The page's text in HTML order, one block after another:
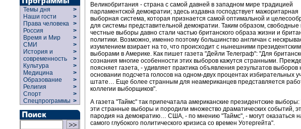
Темы дня
>
Наши гости
>
Права человека >
Россия
>
Время и Мир
>
СМИ
>
История и
современность
>
>
Культура
>
Медицина
>
Образование
>
Религия
>
Спорт
>
Спецпрограммы >
Великобритания - страна с самой давней в западном мире традицией
парламентской демократии; здесь издавна господствует мажоритарная
выборная система, которая признается самой оптимальной и
для системы представительной демократии. Таким образом, свободные
честные выборы давно стали частью британского образа жизни и
политики. Возможно, именно поэтому большинство англичан с
изумлением взирает на то, что происходит с нынешними
выборами в Америке. Как пишет газета "Дейли Телеграф": "Для
сознания многие особенности этих выборов кажутся странными.
поясняет газета, - удивляет практика объявления результатов выборов
основании подсчета голосов на одном-двух процентах избирательных
штате… Еще более странным для неамериканцев представляется
коллегии выборщиков".
А газета "Таймс" так припечатала американские президентские выборы:
эти странные выборы и породили множество драматических событий,
пародия на демократию… США, - по мнению "Таймс", - могут оказаться
самого глубокого политического кризиса со времен Уотергейта".